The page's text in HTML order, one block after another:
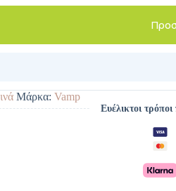
Μάρκα: Vamp
Ευέλικτοι